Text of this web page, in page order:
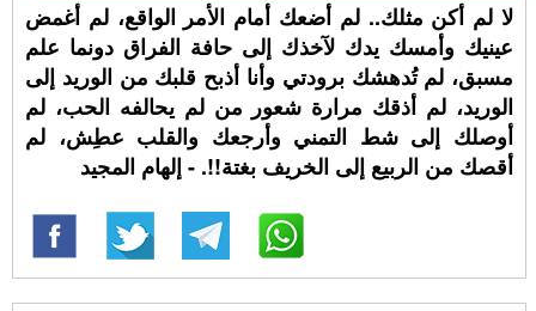
لا لم أكن مثلك.. لم أضعك أمام الأمر الواقع، لم أغمض
عينيك وأمسك يدك لآخذك إلى حافة الفراق دونما علم
مسبق، لم تُدهشك برودتي وأنا أذبح قلبك من الوريد إلى
الوريد، لم أذقك مرارة شعور من لم يحالفه الحب، لم
أوصلك إلى شط التمني وأرجعك والقلب عطِش، لم
أقصك من الربيع إلى الخريف بغتة!!. - إلهام المجيد